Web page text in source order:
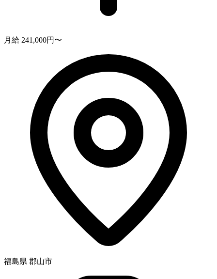
月給 241,000円〜
福島県 郡山市